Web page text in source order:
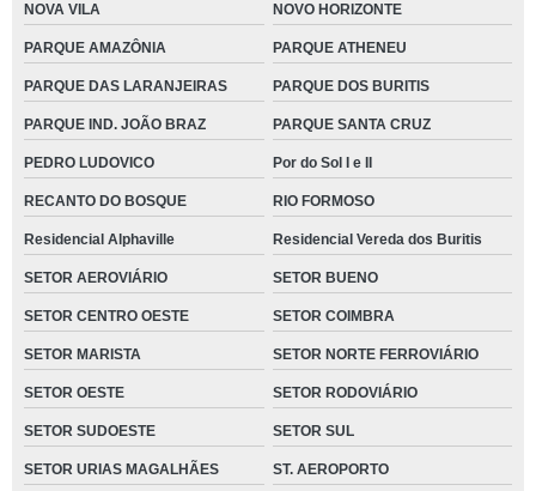
NOVA VILA NOVO HORIZONTE
PARQUE AMAZÔNIA PARQUE ATHENEU
PARQUE DAS LARANJEIRAS PARQUE DOS BURITIS
PARQUE IND. JOÃO BRAZ PARQUE SANTA CRUZ
PEDRO LUDOVICO Por do Sol I e II
RECANTO DO BOSQUE RIO FORMOSO
Residencial Alphaville Residencial Vereda dos Buritis
SETOR AEROVIÁRIO SETOR BUENO
SETOR CENTRO OESTE SETOR COIMBRA
SETOR MARISTA SETOR NORTE FERROVIÁRIO
SETOR OESTE SETOR RODOVIÁRIO
SETOR SUDOESTE SETOR SUL
SETOR URIAS MAGALHÃES ST. AEROPORTO